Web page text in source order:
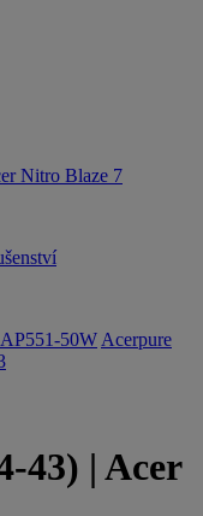
Nitro Blaze 7
50W Acerpure
43) | Acer